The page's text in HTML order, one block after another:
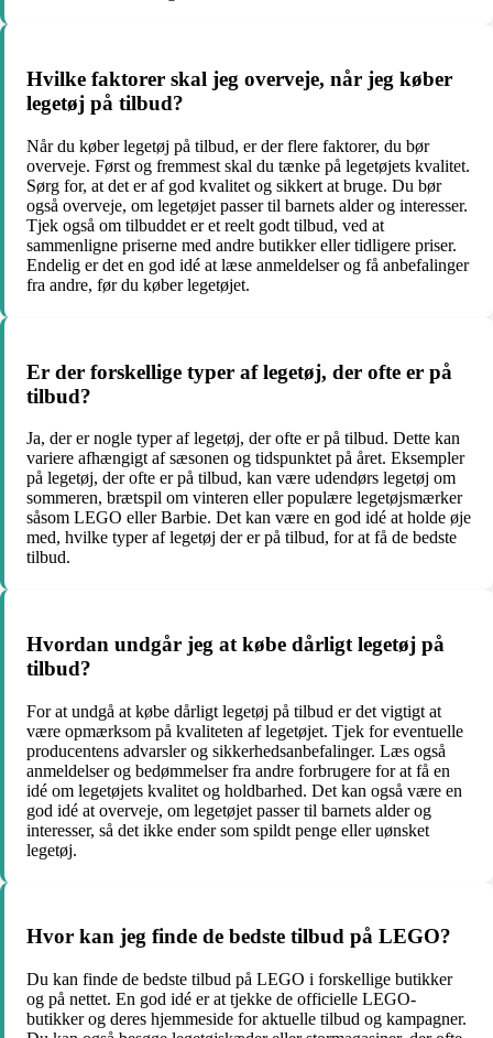
Hvilke faktorer skal jeg overveje, når jeg køber
legetøj på tilbud?
Når du køber legetøj på tilbud, er der flere faktorer, du bør
overveje. Først og fremmest skal du tænke på legetøjets kvalitet.
Sørg for, at det er af god kvalitet og sikkert at bruge. Du bør
også overveje, om legetøjet passer til barnets alder og interesser.
Tjek også om tilbuddet er et reelt godt tilbud, ved at
sammenligne priserne med andre butikker eller tidligere priser.
Endelig er det en god idé at læse anmeldelser og få anbefalinger
fra andre, før du køber legetøjet.
Er der forskellige typer af legetøj, der ofte er på
tilbud?
Ja, der er nogle typer af legetøj, der ofte er på tilbud. Dette kan
variere afhængigt af sæsonen og tidspunktet på året. Eksempler
på legetøj, der ofte er på tilbud, kan være udendørs legetøj om
sommeren, brætspil om vinteren eller populære legetøjsmærker
såsom LEGO eller Barbie. Det kan være en god idé at holde øje
med, hvilke typer af legetøj der er på tilbud, for at få de bedste
tilbud.
Hvordan undgår jeg at købe dårligt legetøj på
tilbud?
For at undgå at købe dårligt legetøj på tilbud er det vigtigt at
være opmærksom på kvaliteten af legetøjet. Tjek for eventuelle
producentens advarsler og sikkerhedsanbefalinger. Læs også
anmeldelser og bedømmelser fra andre forbrugere for at få en
idé om legetøjets kvalitet og holdbarhed. Det kan også være en
god idé at overveje, om legetøjet passer til barnets alder og
interesser, så det ikke ender som spildt penge eller uønsket
legetøj.
Hvor kan jeg finde de bedste tilbud på LEGO?
Du kan finde de bedste tilbud på LEGO i forskellige butikker
og på nettet. En god idé er at tjekke de officielle LEGO-
butikker og deres hjemmeside for aktuelle tilbud og kampagner.